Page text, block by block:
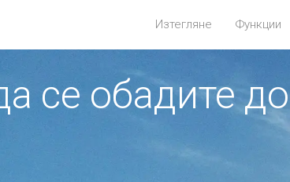
Изтегляне Функции
се обадите